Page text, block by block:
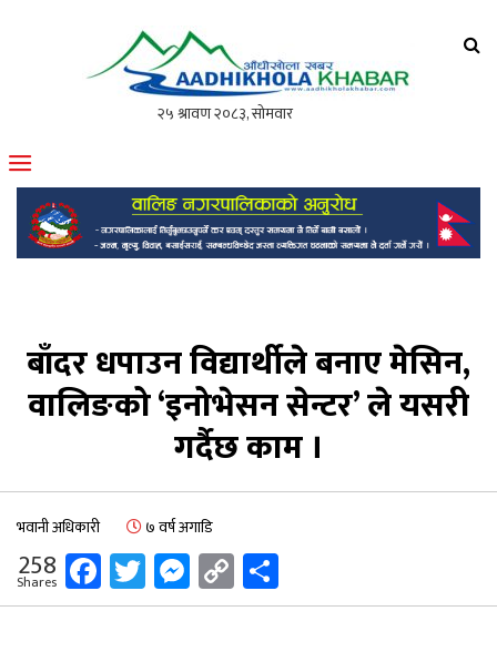
मोफसलकै लोकप्रिय अनलाइन पत्रिका
बाँदर धपाउन विद्यार्थीले बनाए मेसिन,
वालिङको ‘इनोभेसन सेन्टर’ ले यसरी
गर्दैछ काम ।
भवानी अधिकारी ७ वर्ष अगाडि
258
Shares Facebook
Twitter
Messenger
Copy
Link